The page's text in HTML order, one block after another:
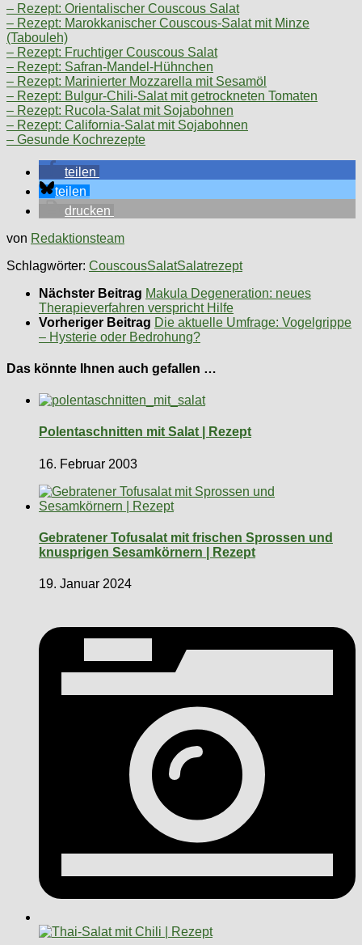
– Rezept: Orientalischer Couscous Salat
– Rezept: Marokkanischer Couscous-Salat mit Minze
(Tabouleh)
– Rezept: Fruchtiger Couscous Salat
– Rezept: Safran-Mandel-Hühnchen
– Rezept: Marinierter Mozzarella mit Sesamöl
– Rezept: Bulgur-Chili-Salat mit getrockneten Tomaten
– Rezept: Rucola-Salat mit Sojabohnen
– Rezept: California-Salat mit Sojabohnen
– Gesunde Kochrezepte
teilen
teilen
drucken
von Redaktionsteam
Schlagwörter: CouscousSalatSalatrezept
Nächster Beitrag Makula Degeneration: neues
Therapieverfahren verspricht Hilfe
Vorheriger Beitrag Die aktuelle Umfrage: Vogelgrippe
– Hysterie oder Bedrohung?
Das könnte Ihnen auch gefallen …
Polentaschnitten mit Salat | Rezept
16. Februar 2003
Gebratener Tofusalat mit frischen Sprossen und
knusprigen Sesamkörnern | Rezept
19. Januar 2024